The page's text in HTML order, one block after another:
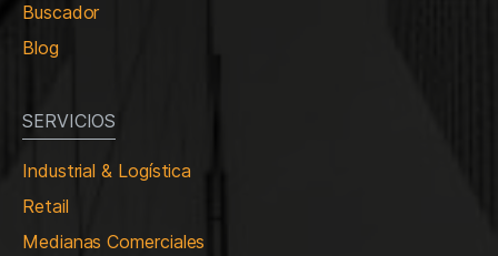
Buscador
Blog
SERVICIOS
Industrial & Logística
Retail
Medianas Comerciales